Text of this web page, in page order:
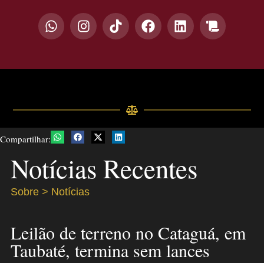
Compartilhar:
Notícias Recentes
Sobre > Notícias
Leilão de terreno no Cataguá, em
Taubaté, termina sem lances